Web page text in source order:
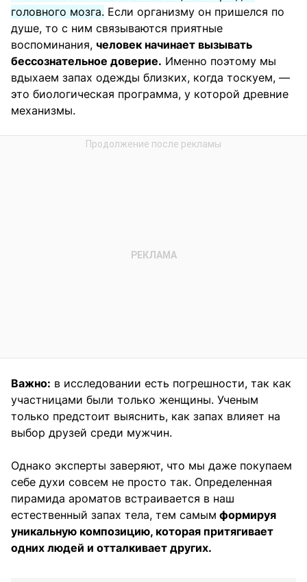
головного мозга. Если организму он пришелся по
душе, то с ним связываются приятные
воспоминания, человек начинает вызывать
бессознательное доверие. Именно поэтому мы
вдыхаем запах одежды близких, когда тоскуем, —
это биологическая программа, у которой древние
механизмы.
Важно: в исследовании есть погрешности, так как
участницами были только женщины. Ученым
только предстоит выяснить, как запах влияет на
выбор друзей среди мужчин.
Однако эксперты заверяют, что мы даже покупаем
себе духи совсем не просто так. Определенная
пирамида ароматов встраивается в наш
естественный запах тела, тем самым формируя
уникальную композицию, которая притягивает
одних людей и отталкивает других.